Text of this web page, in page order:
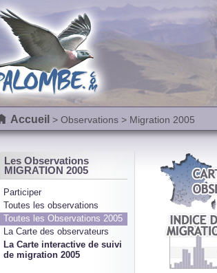
Accueil > Observations> Migration 2005
Les Observations
MIGRATION 2005
Participer
Toutes les observations
Toutes les Observations 2005
La Carte des observateurs
La Carte interactive de suivi
de migration 2005